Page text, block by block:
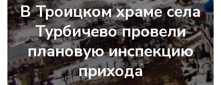
В Троицком храме села
Турбичево провели
плановую инспекцию
прихода